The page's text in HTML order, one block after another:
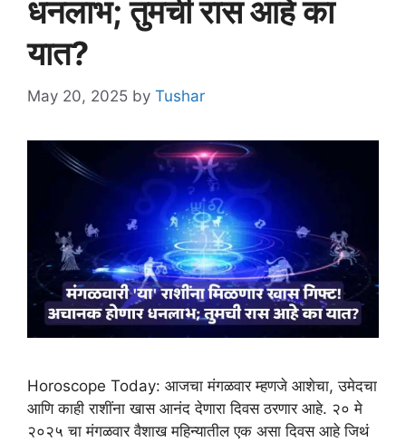
धनलाभ; तुमची रास आहे का
यात?
May 20, 2025 by Tushar
Horoscope Today: आजचा मंगळवार म्हणजे आशेचा, उमेदचा
आणि काही राशींना खास आनंद देणारा दिवस ठरणार आहे. २० मे
२०२५ चा मंगळवार वैशाख महिन्यातील एक असा दिवस आहे जिथं